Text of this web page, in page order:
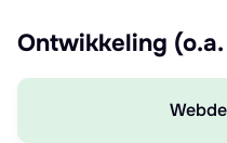
Ontwikkeling